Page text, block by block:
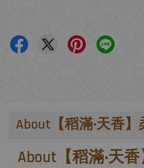
About【稻滿‧天香】
About【稻滿‧天